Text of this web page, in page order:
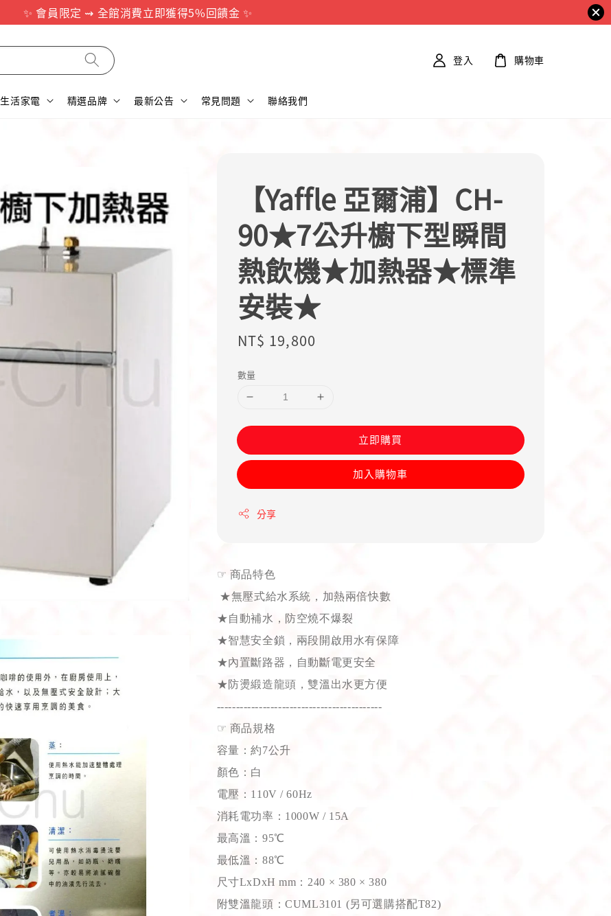
✨ 會員限定 ⇝ 全館消費立即獲得5%回饋金 ✨
生活家電 精選品牌 最新公告 常見問題 聯絡我們
登入 購物車
【Yaffle 亞爾浦】CH-
90★7公升櫥下型瞬間
熱飲機★加熱器★標準
安裝★
Regular
NT$ 19,800
數量
立即購買
加入購物車
分享
☞ 商品特色
★無壓式給水系統，加熱兩倍快數
★自動補水，防空燒不爆裂
★智慧安全鎖，兩段開啟用水有保障
★內置斷路器，自動斷電更安全
★防燙緞造龍頭，雙溫出水更方便
-------------------------------------------
☞ 商品規格
容量：約7公升
顏色：白
電壓：110V / 60Hz
消耗電功率：1000W / 15A
最高溫：95℃
最低溫：88℃
尺寸LxDxH mm：240 × 380 × 380
附雙溫龍頭：CUML3101 (另可選購搭配T82)